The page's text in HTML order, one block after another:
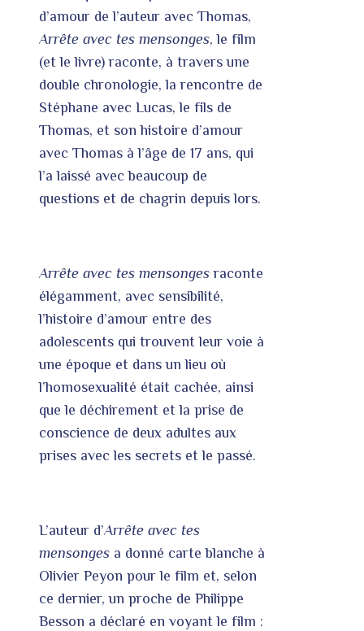
d’amour de l’auteur avec Thomas,
Arrête avec tes mensonges, le film
(et le livre) raconte, à travers une
double chronologie, la rencontre de
Stéphane avec Lucas, le fils de
Thomas, et son histoire d’amour
avec Thomas à l’âge de 17 ans, qui
l’a laissé avec beaucoup de
questions et de chagrin depuis lors.
Arrête avec tes mensongesraconte
élégamment, avec sensibilité,
l’histoire d’amour entre des
adolescents qui trouvent leur voie à
une époque et dans un lieu où
l’homosexualité était cachée, ainsi
que le déchirement et la prise de
conscience de deux adultes aux
prises avec les secrets et le passé.
L’auteur d’Arrête avec tes
mensonges a donné carte blanche à
Olivier Peyon pour le film et, selon
ce dernier, un proche de Philippe
Besson a déclaré en voyant le film :